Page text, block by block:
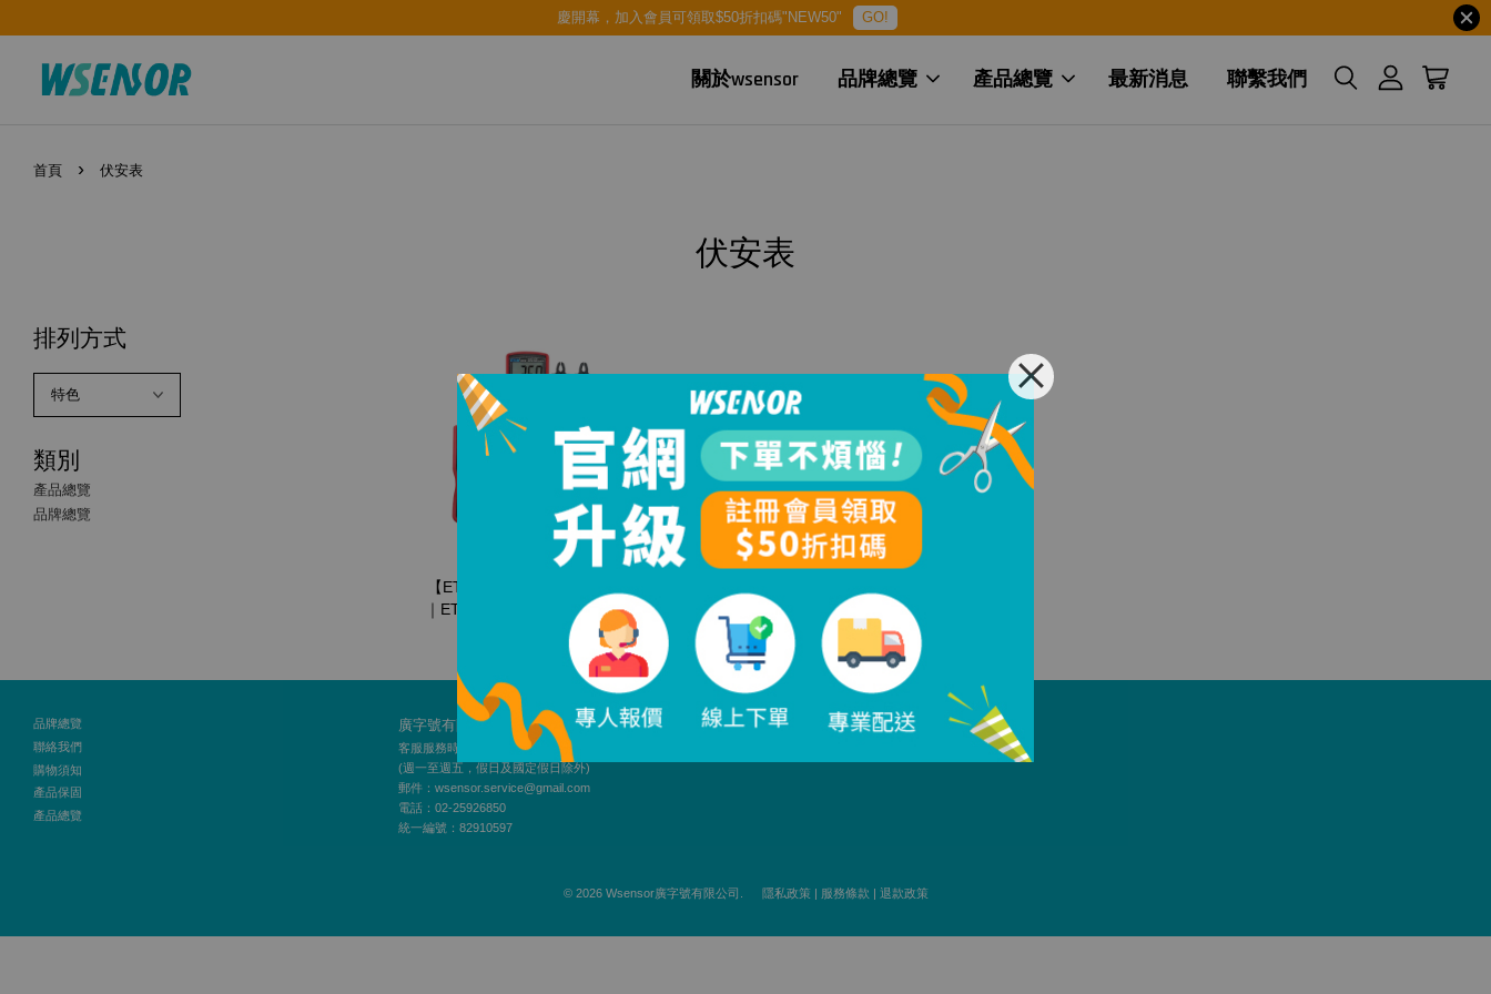
慶開幕，加入會員可領取$50折扣碼"NEW50" GO!
關於wsensor 品牌總覽 產品總覽 最新消息 聯繫我們
首頁 › 伏安表
伏安表
排列方式
類別
產品總覽
品牌總覽
【ETCR】雙鉗相位伏安表
｜ETCR4000｜ETCR4300
起
品牌總覽
聯絡我們
購物須知
產品保固
產品總覽
廣字號有限公司
客服服務時間：10:00~12:00；13:00~18:00
(週一至週五，假日及國定假日除外)
郵件：wsensor.service@gmail.com
電話：02-25926850
統一編號：82910597
FacebookLine
© 2026 Wsensor廣字號有限公司. 隱私政策| 服務條款 | 退款政策